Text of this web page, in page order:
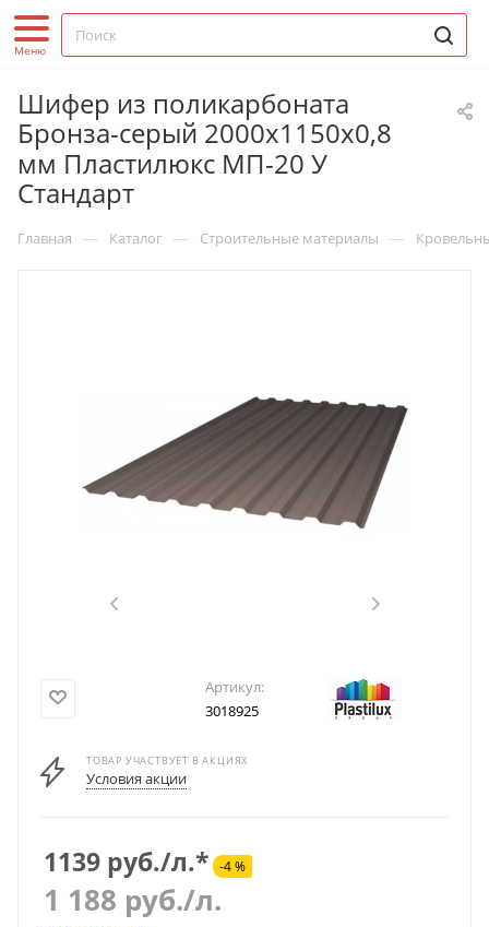
Шифер из поликарбоната
Бронза-серый 2000х1150х0,8
мм Пластилюкс МП-20 У
Стандарт
Главная — Каталог — Строительные материалы —
Артикул:
3018925
ТОВАР УЧАСТВУЕТ В АКЦИЯХ
Условия акции
1139 руб./л.* -4 %
1 188 руб./л.